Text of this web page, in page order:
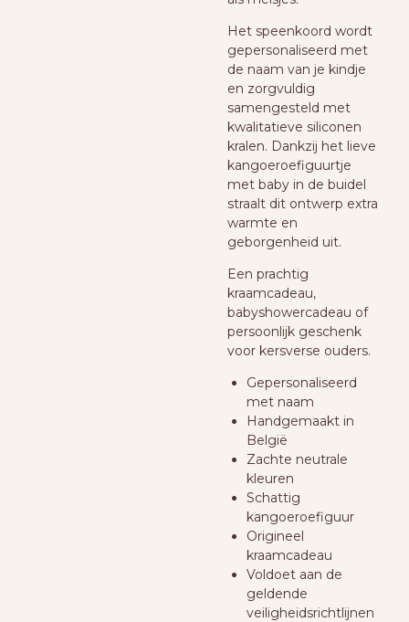
Het speenkoord wordt
gepersonaliseerd met
de naam van je kindje
en zorgvuldig
samengesteld met
kwalitatieve siliconen
kralen. Dankzij het lieve
kangoeroefiguurtje
met baby in de buidel
straalt dit ontwerp extra
warmte en
geborgenheid uit.
Een prachtig
kraamcadeau,
babyshowercadeau of
persoonlijk geschenk
voor kersverse ouders.
Gepersonaliseerd
met naam
Handgemaakt in
België
Zachte neutrale
kleuren
Schattig
kangoeroefiguur
Origineel
kraamcadeau
Voldoet aan de
geldende
veiligheidsrichtlijnen